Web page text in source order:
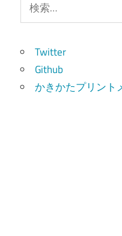
索:
Twitter
Github
かきかたプリント